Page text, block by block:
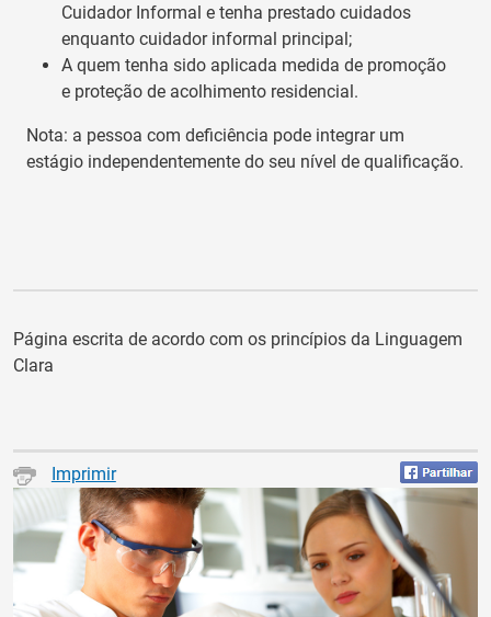
Cuidador Informal e tenha prestado cuidados
enquanto cuidador informal principal;
A quem tenha sido aplicada medida de promoção
e proteção de acolhimento residencial.
Nota: a pessoa com deficiência pode integrar um
estágio independentemente do seu nível de qualificação.
Página escrita de acordo com os princípios da Linguagem
Clara
Imprimir